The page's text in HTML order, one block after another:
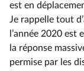
est en
Je rappelle tout
l’année 2020 est
la réponse
permise par les